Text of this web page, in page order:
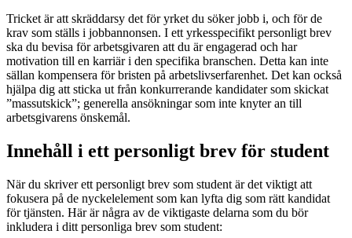
Tricket är att skräddarsy det för yrket du söker jobb i, och för de
krav som ställs i jobbannonsen. I ett yrkesspecifikt personligt brev
ska du bevisa för arbetsgivaren att du är engagerad och har
motivation till en karriär i den specifika branschen. Detta kan inte
sällan kompensera för bristen på arbetslivserfarenhet. Det kan också
hjälpa dig att sticka ut från konkurrerande kandidater som skickat
”massutskick”; generella ansökningar som inte knyter an till
arbetsgivarens önskemål.
Innehåll i ett personligt brev för student
När du skriver ett personligt brev som student är det viktigt att
fokusera på de nyckelelement som kan lyfta dig som rätt kandidat
för tjänsten. Här är några av de viktigaste delarna som du bör
inkludera i ditt personliga brev som student: